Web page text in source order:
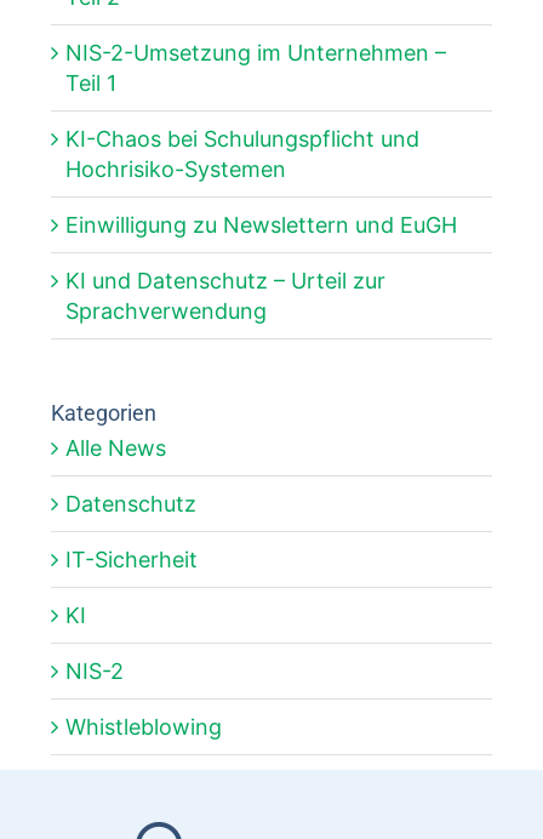
NIS-2-Umsetzung im Unternehmen –
Teil 1
KI-Chaos bei Schulungspflicht und
Hochrisiko-Systemen
Einwilligung zu Newslettern und EuGH
KI und Datenschutz – Urteil zur
Sprachverwendung
Kategorien
Alle News
Datenschutz
IT-Sicherheit
KI
NIS-2
Whistleblowing